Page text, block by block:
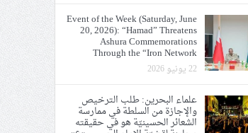
Event of the Week (Saturday, June
20, 2026): “Hamad” Threatens
Ashura Commemorations
Through the “Iron Network
22 يونيو 2026
علماء البحرين: طلب الترخيص
والإجازة من السلطة في ممارسة
الشعائر الحسينيّة هو في حقيقته